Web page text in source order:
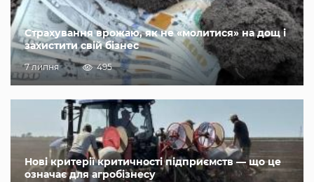
Страхування врожаю, як не «молитися» на дощ і
захистити свій бізнес
7 липня 495
Нові критерії критичності підприємств — що це
означає для агробізнесу